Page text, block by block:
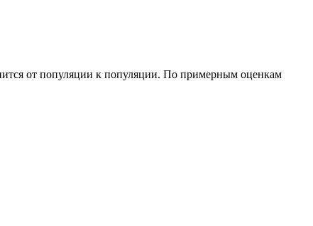
от популяции к популяции. По примерным оценкам